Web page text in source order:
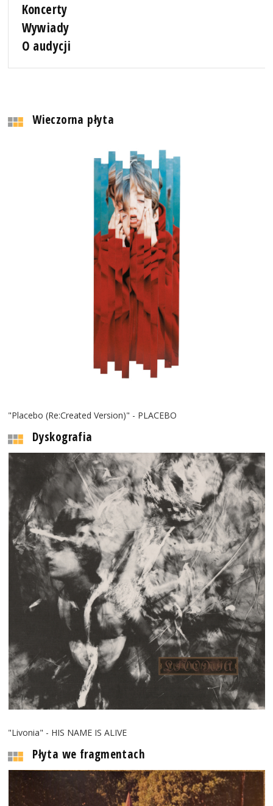
Koncerty
Wywiady
O audycji
Wieczorna płyta
"Placebo (Re:Created Version)" - PLACEBO
Dyskografia
"Livonia" - HIS NAME IS ALIVE
Płyta we fragmentach